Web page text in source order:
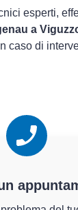
esperti,
a
caso di